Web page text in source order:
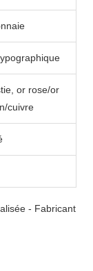
or rose/or
cuivre